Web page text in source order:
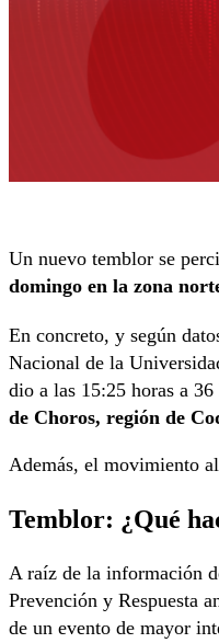
Un nuevo temblor se
domingo en la zona
En concreto, y según
Nacional de la
dio a las 15:25 horas a
de Choros, región de
Además, el movimiento
Temblor: ¿Qué
A raíz de la información
Prevención y Respuesta
de un evento de mayor